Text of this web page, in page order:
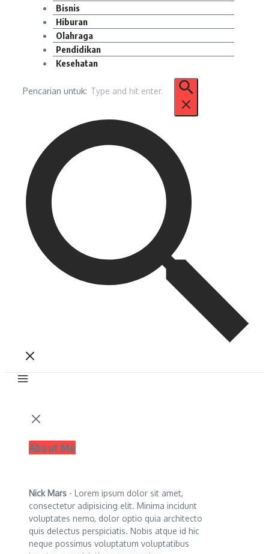
Bisnis
Hiburan
Olahraga
Pendidikan
Kesehatan
Pencarian untuk:
About Me
Nick Mars - Lorem ipsum dolor sit amet,
consectetur adipisicing elit. Minima incidunt
voluptates nemo, dolor optio quia architecto
quis delectus perspiciatis. Nobis atque id hic
neque possimus voluptatum voluptatibus